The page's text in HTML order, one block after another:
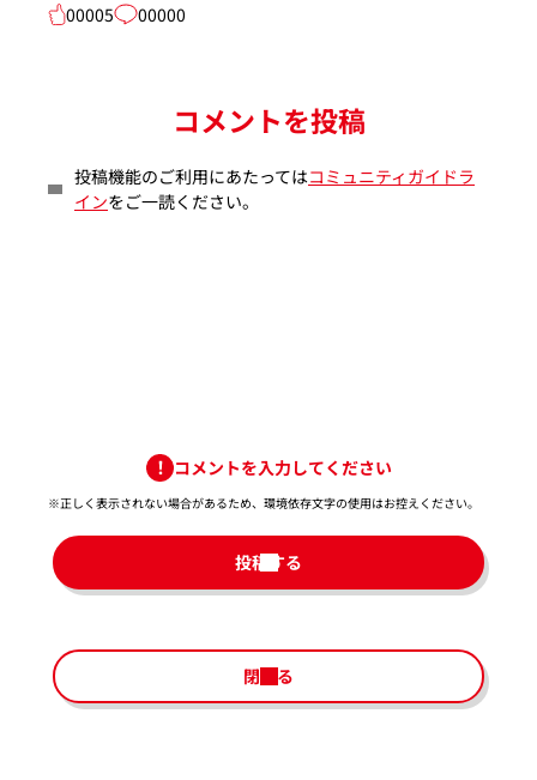
00005
00000
コメントを投稿
投稿機能のご利用にあたってはコミュニティガイドラ
インをご一読ください。
コメントを入力してください
※正しく表示されない場合があるため、環境依存文字の使用はお控えください。​
投稿する
閉じる